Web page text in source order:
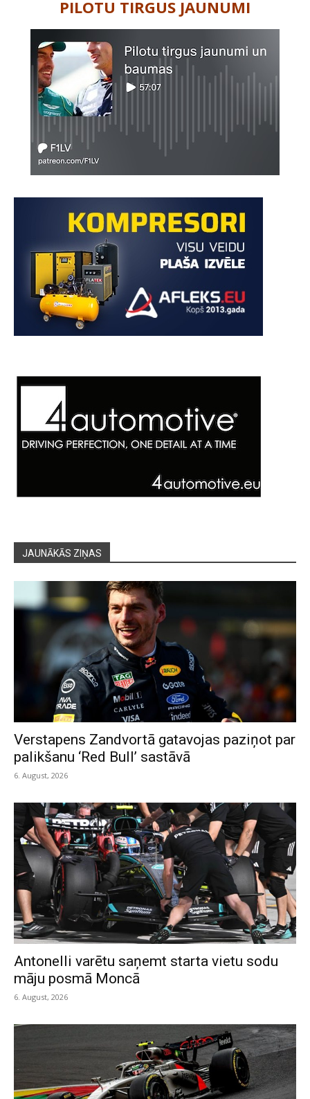
PILOTU TIRGUS JAUNUMI
JAUNĀKĀS ZIŅAS
Verstapens Zandvortā gatavojas paziņot par
palikšanu ‘Red Bull’ sastāvā
6. August, 2026
Antonelli varētu saņemt starta vietu sodu
māju posmā Moncā
6. August, 2026